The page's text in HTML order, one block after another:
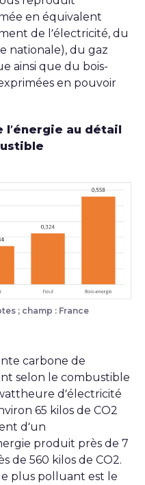
en équivalent
de l’électricité, du
nationale), du gaz
ainsi que du bois-
en pouvoir
l’énergie au détail
; champ : France
carbone de
selon le combustible
d’électricité
65 kilos de CO2
d’un
produit près de 7
de 560 kilos de CO2.
plus polluant est le